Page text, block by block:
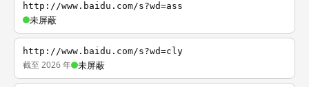
http://www.baidu.com/s?wd=ass
未屏蔽
http://www.baidu.com/s?wd=cly
截至 2026 年 未屏蔽